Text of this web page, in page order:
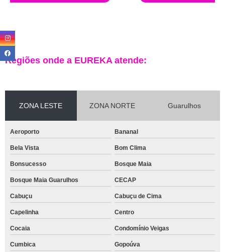
Regiões onde a EUREKA atende:
ZONA LESTE ZONA NORTE Guarulhos
Aeroporto Bananal
Bela Vista Bom Clima
Bonsucesso Bosque Maia
Bosque Maia Guarulhos CECAP
Cabuçu Cabuçu de Cima
Capelinha Centro
Cocaia Condomínio Veigas
Cumbica Gopoúva